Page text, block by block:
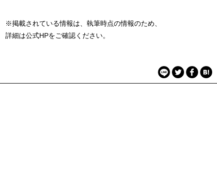
※掲載されている情報は、執筆時点の情報のため、
詳細は公式HPをご確認ください。